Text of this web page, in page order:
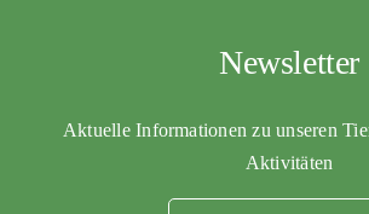
Newsletter
Aktuelle Informationen zu unseren
Aktivitäten